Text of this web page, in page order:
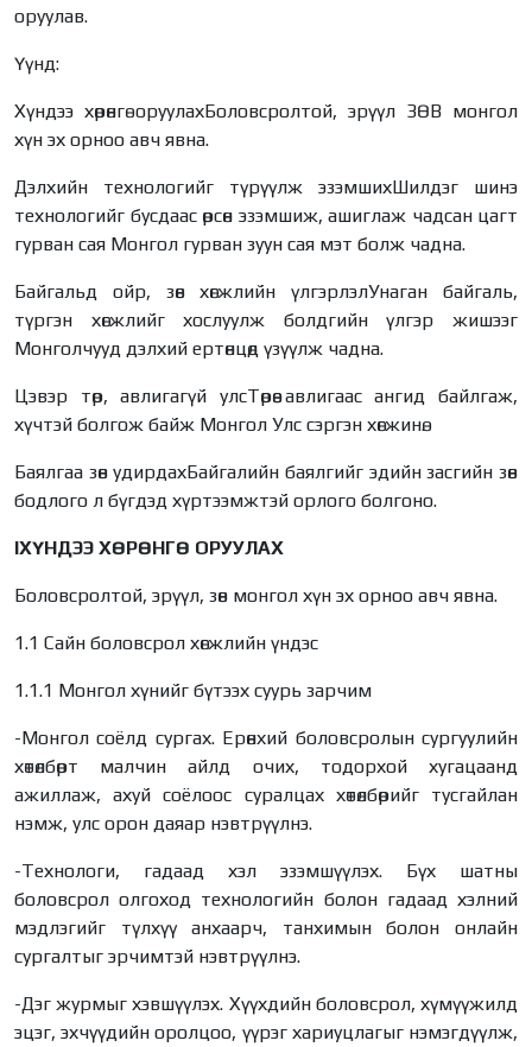
оруулав.
Үүнд:
Хүндээ хөрөнгө оруулахБоловсролтой, эрүүл ЗӨВ монгол
хүн эх орноо авч явна.
Дэлхийн технологийг түрүүлж эзэмшихШилдэг шинэ
технологийг бусдаас өрсөн эзэмшиж, ашиглаж чадсан цагт
гурван сая Монгол гурван зуун сая мэт болж чадна.
Байгальд ойр, зөв хөгжлийн үлгэрлэлУнаган байгаль,
түргэн хөгжлийг хослуулж болдгийн үлгэр жишээг
Монголчууд дэлхий ертөнцөд үзүүлж чадна.
Цэвэр төр, авлигагүй улсТөрөө авлигаас ангид байлгаж,
хүчтэй болгож байж Монгол Улс сэргэн хөгжинө.
Баялгаа зөв удирдахБайгалийн баялгийг эдийн засгийн зөв
бодлого л бүгдэд хүртээмжтэй орлого болгоно.
IХҮНДЭЭ ХӨРӨНГӨ ОРУУЛАХ
Боловсролтой, эрүүл, зөв монгол хүн эх орноо авч явна.
1.1 Сайн боловсрол хөгжлийн үндэс
1.1.1 Монгол хүнийг бүтээх суурь зарчим
-Монгол соёлд сургах. Ерөнхий боловсролын сургуулийн
хөтөлбөрт малчин айлд очих, тодорхой хугацаанд
ажиллаж, ахуй соёлоос суралцах хөтөлбөрийг тусгайлан
нэмж, улс орон даяар нэвтрүүлнэ.
-Технологи, гадаад хэл эзэмшүүлэх. Бүх шатны
боловсрол олгоход технологийн болон гадаад хэлний
мэдлэгийг түлхүү анхаарч, танхимын болон онлайн
сургалтыг эрчимтэй нэвтрүүлнэ.
-Дэг журмыг хэвшүүлэх. Хүүхдийн боловсрол, хүмүүжилд
эцэг, эхчүүдийн оролцоо, үүрэг хариуцлагыг нэмэгдүүлж,